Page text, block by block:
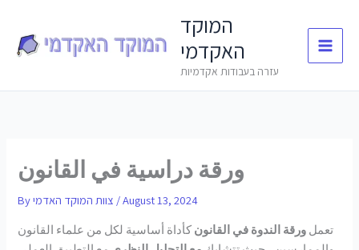
content
המוקד
האקדמי
עזרה בעבודות אקדמיות
ورقة دراسية في القانون
By /August 13, 2024
تعمل ورقة الندوة في القانون كأداة أساسية لكل من علماء القانون